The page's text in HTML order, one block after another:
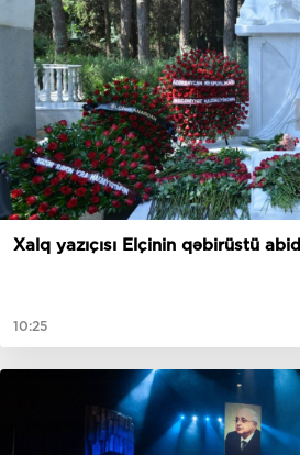
Xalq yazıçısı Elçinin qəbirüstü
10:25